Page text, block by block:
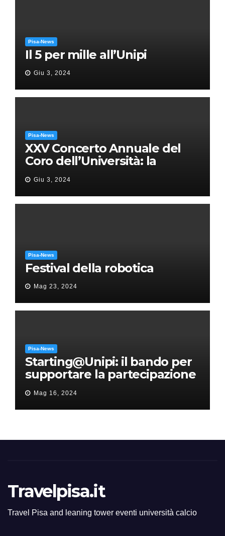
Pisa-News
Il 5 per mille all’Unipi
Giu 3, 2024
Pisa-News
XXV Concerto Annuale del
Coro dell’Università: la
“Messa in gloria” di Giacomo
Puccini
Giu 3, 2024
Pisa-News
Festival della robotica
Mag 23, 2024
Pisa-News
Starting@Unipi: il bando per
supportare la partecipazione
all’ERC Starting Grant
Mag 16, 2024
Travelpisa.it
Travel Pisa and leaning tower eventi università calcio